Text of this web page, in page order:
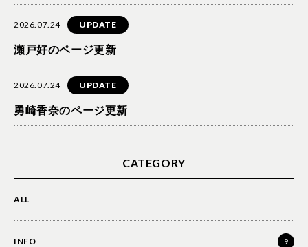
2026.07.24 UPDATE
瀬戸好のページ更新
2026.07.24 UPDATE
勇崎香奈のページ更新
CATEGORY
ALL
INFO 9